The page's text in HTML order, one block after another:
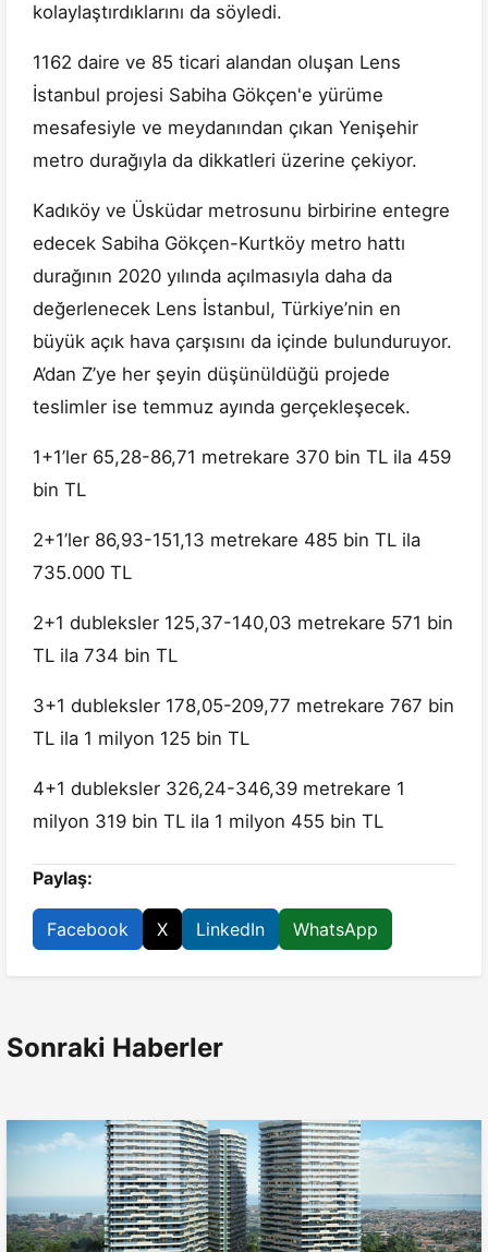
kolaylaştırdıklarını da söyledi.
1162 daire ve 85 ticari alandan oluşan Lens
İstanbul projesi Sabiha Gökçen'e yürüme
mesafesiyle ve meydanından çıkan Yenişehir
metro durağıyla da dikkatleri üzerine çekiyor.
Kadıköy ve Üsküdar metrosunu birbirine entegre
edecek Sabiha Gökçen-Kurtköy metro hattı
durağının 2020 yılında açılmasıyla daha da
değerlenecek Lens İstanbul, Türkiye’nin en
büyük açık hava çarşısını da içinde bulunduruyor.
A’dan Z’ye her şeyin düşünüldüğü projede
teslimler ise temmuz ayında gerçekleşecek.
1+1’ler 65,28-86,71 metrekare 370 bin TL ila 459
bin TL
2+1’ler 86,93-151,13 metrekare 485 bin TL ila
735.000 TL
2+1 dubleksler 125,37-140,03 metrekare 571 bin
TL ila 734 bin TL
3+1 dubleksler 178,05-209,77 metrekare 767 bin
TL ila 1 milyon 125 bin TL
4+1 dubleksler 326,24-346,39 metrekare 1
milyon 319 bin TL ila 1 milyon 455 bin TL
Paylaş:
Facebook X LinkedIn WhatsApp
Sonraki Haberler